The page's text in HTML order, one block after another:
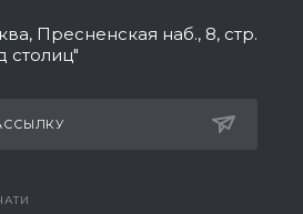
Пресненская наб., 8, стр.
столиц"